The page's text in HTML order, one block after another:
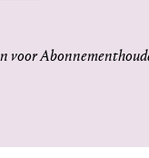
voor